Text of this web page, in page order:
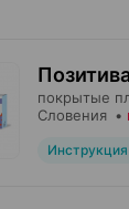
покрытые
Словения •
Инструкция